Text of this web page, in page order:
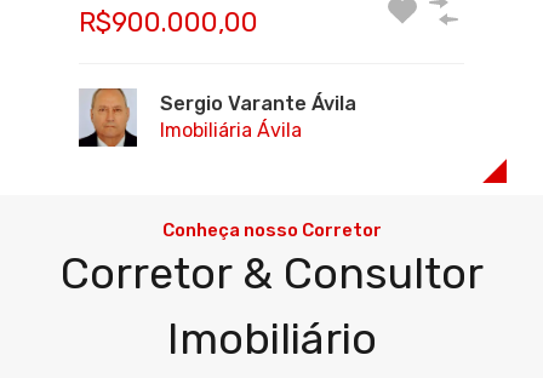
R$900.000,00
Sergio Varante Ávila
Imobiliária Ávila
Sergio Varante Ávila
Conheça nosso Corretor
Corretor & Consultor
Imobiliário